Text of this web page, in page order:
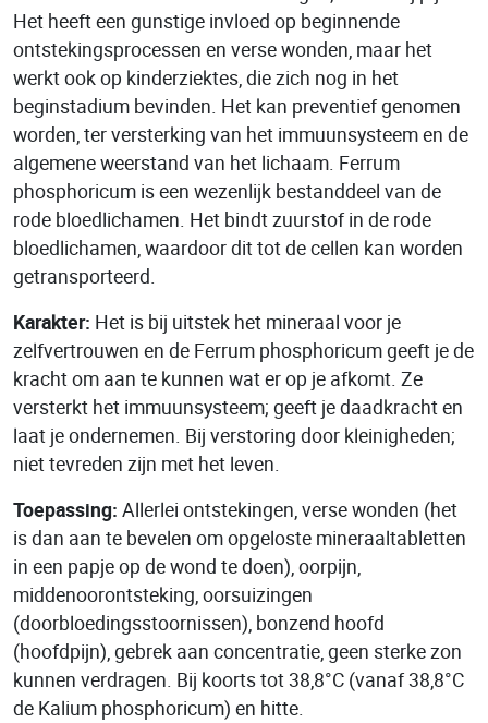
Het heeft een gunstige invloed op beginnende
ontstekingsprocessen en verse wonden, maar het
werkt ook op kinderziektes, die zich nog in het
beginstadium bevinden. Het kan preventief genomen
worden, ter versterking van het immuunsysteem en de
algemene weerstand van het lichaam. Ferrum
phosphoricum is een wezenlijk bestanddeel van de
rode bloedlichamen. Het bindt zuurstof in de rode
bloedlichamen, waardoor dit tot de cellen kan worden
getransporteerd.
Karakter: Het is bij uitstek het mineraal voor je
zelfvertrouwen en de Ferrum phosphoricum geeft je de
kracht om aan te kunnen wat er op je afkomt. Ze
versterkt het immuunsysteem; geeft je daadkracht en
laat je ondernemen. Bij verstoring door kleinigheden;
niet tevreden zijn met het leven.
Toepassing: Allerlei ontstekingen, verse wonden (het
is dan aan te bevelen om opgeloste mineraaltabletten
in een papje op de wond te doen), oorpijn,
middenoorontsteking, oorsuizingen
(doorbloedingsstoornissen), bonzend hoofd
(hoofdpijn), gebrek aan concentratie, geen sterke zon
kunnen verdragen. Bij koorts tot 38,8°C (vanaf 38,8°C
de Kalium phosphoricum) en hitte.